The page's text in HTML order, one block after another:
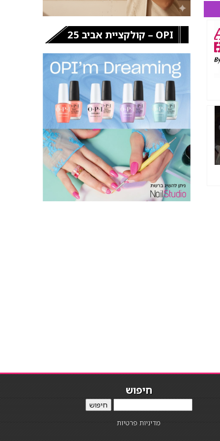
OPI – קולקציית אביב 25
חיפוש
חיפוש
מדיניות פרטיות